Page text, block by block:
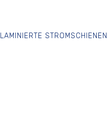
LAMINIERTE STROMSCHIENEN